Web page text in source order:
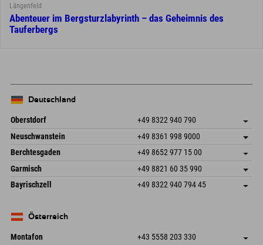
Längenfeld
Abenteuer im Bergsturzlabyrinth – das Geheimnis des
Tauferbergs
Deutschland
Oberstdorf +49 8322 940 790
An der Breitach 3
Deutschland
Adresse speichern
Buchen
Neuschwanstein +49 8361 998 9000
An der Riese 45
87484 Nesselwang im Allgäu
Deutschland
Adresse speichern
Buchen
Berchtesgaden +49 8652 977 15 00
Hofreitstr. 7
Deutschland
Adresse speichern
Buchen
Garmisch +49 8821 60 35 990
Frickenstraße 22
82490 Farchant
Adresse speichern
Bayrischzell +49 8322 940 794 45
Deutschland
Österreich
Montafon +43 5558 203 330